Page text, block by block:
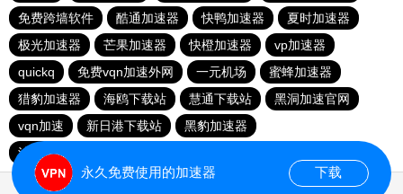
免费跨墙软件
酷通加速器 快鸭加速器
夏时加速器
极光加速器
芒果加速器 快橙加速器
vp加速器
quickq
免费vqn加速外网 一元机场
蜜蜂加速器
猎豹加速器
海鸥下载站 慧通下载站
黑洞加速官网
vqn加速
新日港下载站
黑豹加速器
油管加速器永久免费版
永久免费使用的加速器 下载